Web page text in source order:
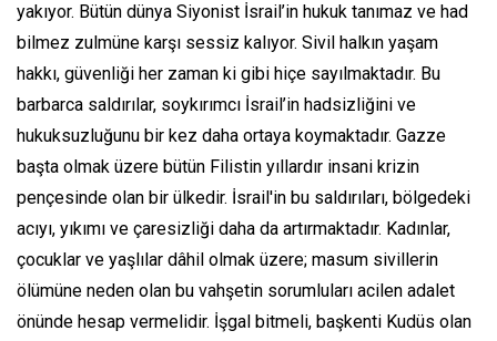
yakıyor. Bütün dünya Siyonist İsrail’in hukuk tanımaz ve had
bilmez zulmüne karşı sessiz kalıyor. Sivil halkın yaşam
hakkı, güvenliği her zaman ki gibi hiçe sayılmaktadır. Bu
barbarca saldırılar, soykırımcı İsrail’in hadsizliğini ve
hukuksuzluğunu bir kez daha ortaya koymaktadır. Gazze
başta olmak üzere bütün Filistin yıllardır insani krizin
pençesinde olan bir ülkedir. İsrail'in bu saldırıları, bölgedeki
acıyı, yıkımı ve çaresizliği daha da artırmaktadır. Kadınlar,
çocuklar ve yaşlılar dâhil olmak üzere; masum sivillerin
ölümüne neden olan bu vahşetin sorumluları acilen adalet
önünde hesap vermelidir. İşgal bitmeli, başkenti Kudüs olan